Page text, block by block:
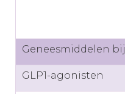
Geneesmiddelen
GLP1-agonisten